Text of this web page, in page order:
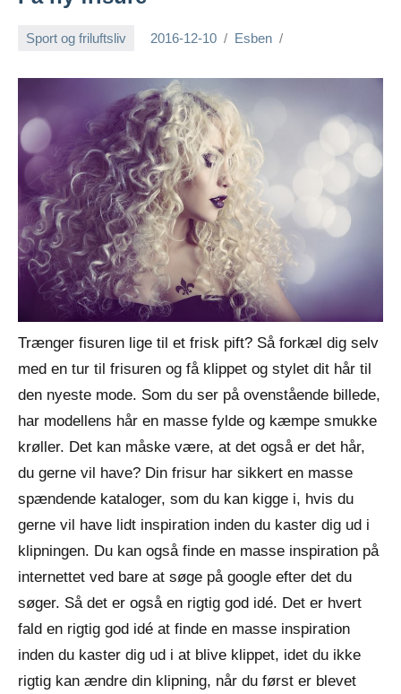
Sport og friluftsliv 2016-12-10 Esben
Trænger fisuren lige til et frisk pift? Så forkæl dig selv
med en tur til frisuren og få klippet og stylet dit hår til
den nyeste mode. Som du ser på ovenstående billede,
har modellens hår en masse fylde og kæmpe smukke
krøller. Det kan måske være, at det også er det hår,
du gerne vil have? Din frisur har sikkert en masse
spændende kataloger, som du kan kigge i, hvis du
gerne vil have lidt inspiration inden du kaster dig ud i
klipningen. Du kan også finde en masse inspiration på
internettet ved bare at søge på google efter det du
søger. Så det er også en rigtig god idé. Det er hvert
fald en rigtig god idé at finde en masse inspiration
inden du kaster dig ud i at blive klippet, idet du ikke
rigtig kan ændre din klipning, når du først er blevet